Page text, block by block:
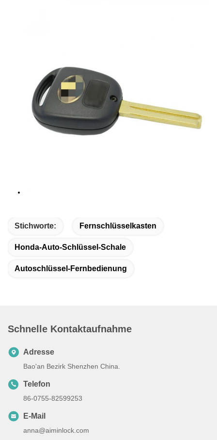
Stichworte: Fernschlüsselkasten
Honda-Auto-Schlüssel-Schale
Autoschlüssel-Fernbedienung
Schnelle Kontaktaufnahme
Adresse
Bao'an Bezirk Shenzhen China.
Telefon
86-0755-82599253
E-Mail
anna@aiminlock.com